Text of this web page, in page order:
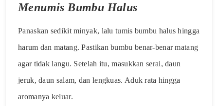
Menumis Bumbu Halus
Panaskan sedikit minyak, lalu tumis bumbu halus hingga
harum dan matang. Pastikan bumbu benar-benar matang
agar tidak langu. Setelah itu, masukkan serai, daun
jeruk, daun salam, dan lengkuas. Aduk rata hingga
aromanya keluar.